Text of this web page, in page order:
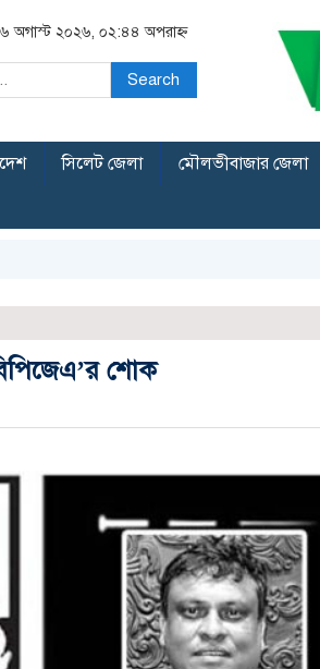
অগাস্ট ২০২৬, ০২:৪৪ অপরাহ্ন
Search
সিলেট জেলা মৌলভীবাজার জেলা
শোক